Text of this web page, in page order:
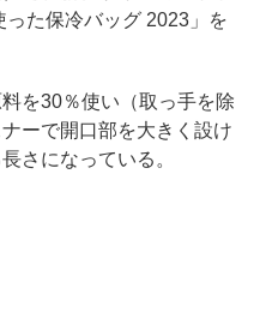
た保冷バッグ 2023」を
を30％使い（取っ手を除
ーで開口部を大きく設け
さになっている。